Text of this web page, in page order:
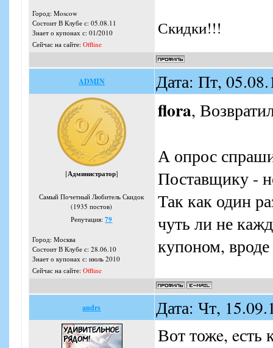
Город: Moscow
Состоит В Клубе с: 05.08.11
Знает о купонах с: 01/2010
Сейчас на сайте: Offline
Скидки!!!
ADMIN Дата: Пт,
[Администратор]
Самый Почетный Любитель Скидок
(1935 постов)
Репутация:79
Город: Москва
Состоит В Клубе с: 28.06.10
Знает о купонах с: июль 2010
Сейчас на сайте: Offline
flora,
А опрос
Поставщику -
Так как один
чуть ли не
купоном,
andrs Дата: Чт,
Вот тожe, eсть